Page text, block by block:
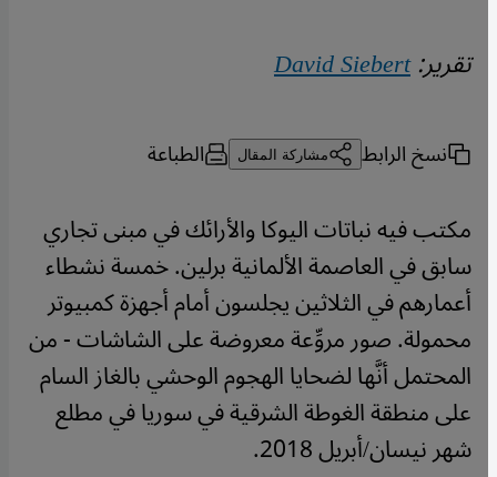
تقرير:David Siebert
نسخ الرابط مشاركة المقال الطباعة
مكتب فيه نباتات اليوكا والأرائك في مبنى تجاري
سابق في العاصمة الألمانية برلين. خمسة نشطاء
أعمارهم في الثلاثين يجلسون أمام أجهزة كمبيوتر
محمولة. صور مروِّعة معروضة على الشاشات - من
المحتمل أنَّها لضحايا الهجوم الوحشي بالغاز السام
على منطقة الغوطة الشرقية في سوريا في مطلع
شهر نيسان/أبريل 2018.